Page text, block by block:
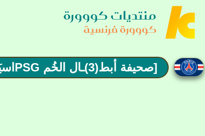
منتديات كووورة
كووورة فرنسية
[صحيفة أبط(3)ـال الخُم PSGاسيَة]